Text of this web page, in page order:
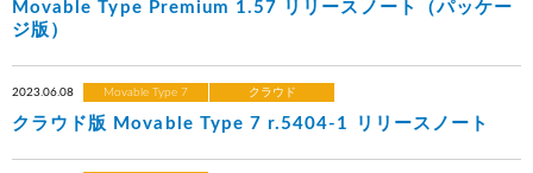
Movable Type Premium 1.57 リリースノート（パッケー
ジ版）
2023.06.08 Movable Type 7 クラウド
クラウド版 Movable Type 7 r.5404-1 リリースノート